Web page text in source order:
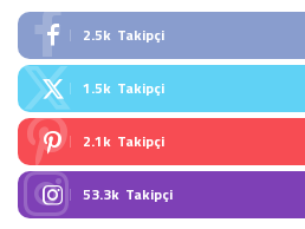
2.5k Takipçi
1.5k Takipçi
2.1k Takipçi
53.3k Takipçi